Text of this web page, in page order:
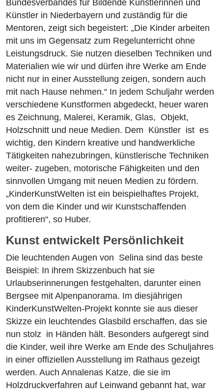
Bundesverbandes für Bildende Künstlerinnen und
Künstler in Niederbayern und zuständig für die
Mentoren, zeigt sich begeistert: „Die Kinder arbeiten
mit uns im Gegensatz zum Regelunterricht ohne
Leistungsdruck. Sie nutzen dieselben Techniken und
Materialien wie wir und dürfen ihre Werke am Ende
nicht nur in einer Ausstellung zeigen, sondern auch
mit nach Hause nehmen.“ In jedem Schuljahr werden
verschiedene Kunstformen abgedeckt, heuer waren
es Zeichnung, Malerei, Keramik, Glas, Objekt,
Holzschnitt und neue Medien. Dem Künstler ist es
wichtig, den Kindern kreative und handwerkliche
Tätigkeiten nahezubringen, künstlerische Techniken
weiter- zugeben, motorische Fähigkeiten und den
sinnvollen Umgang mit neuen Medien zu fördern.
„KinderKunstWelten ist ein beispielhaftes Projekt,
von dem die Kinder und wir Kunstschaffenden
profitieren“, so Huber.
Kunst entwickelt Persönlichkeit
Die leuchtenden Augen von Selina sind das beste
Beispiel: In ihrem Skizzenbuch hat sie
Urlaubserinnerungen festgehalten, darunter einen
Bergsee mit Alpenpanorama. Im diesjährigen
KinderKunstWelten-Projekt konnte sie aus dieser
Skizze ein leuchtendes Glasbild erschaffen, das sie
nun stolz in Händen hält. Besonders aufgeregt sind
die Kinder, weil ihre Werke am Ende des Schuljahres
in einer offiziellen Ausstellung im Rathaus gezeigt
werden. Auch Annalenas Katze, die sie im
Holzdruckverfahren auf Leinwand gebannt hat, war